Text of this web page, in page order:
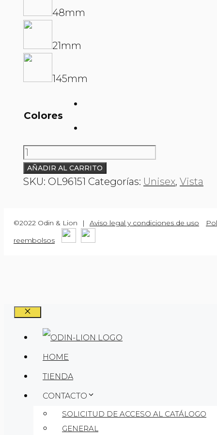
48mm
21mm
145mm
Colores
O&L
0096151
cantidad
AÑADIR AL CARRITO
SKU: OL96151 Categorías: Unisex, Vista
©2022 Odin & Lion | Aviso legal y condiciones de uso
reembolsos
CERRAR
HOME
TIENDA
CONTACTO
SOLICITUD DE ACCESO AL CATÁLOGO
GENERAL